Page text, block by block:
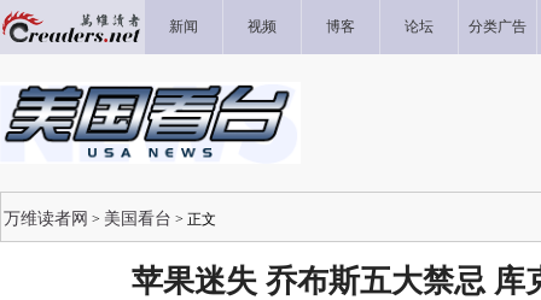
新闻 视频 博客 论坛 分类广告
万维读者网 > 美国看台 > 正文
苹果迷失 乔布斯五大禁忌